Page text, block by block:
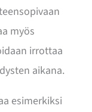
myös
irrottaa
aikana.
esimerkiksi